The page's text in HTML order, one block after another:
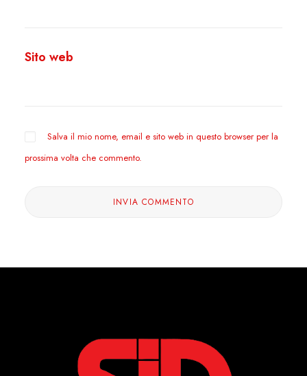
Sito web
Salva il mio nome, email e sito web in questo browser per la
prossima volta che commento.